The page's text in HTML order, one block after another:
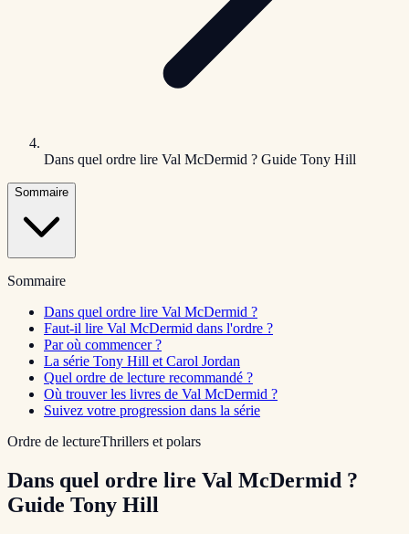
Dans quel ordre lire Val McDermid ? Guide Tony Hill
Sommaire
Sommaire
Dans quel ordre lire Val McDermid ?
Faut-il lire Val McDermid dans l'ordre ?
Par où commencer ?
La série Tony Hill et Carol Jordan
Quel ordre de lecture recommandé ?
Où trouver les livres de Val McDermid ?
Suivez votre progression dans la série
Ordre de lectureThrillers et polars
Dans quel ordre lire Val McDermid ?
Guide Tony Hill